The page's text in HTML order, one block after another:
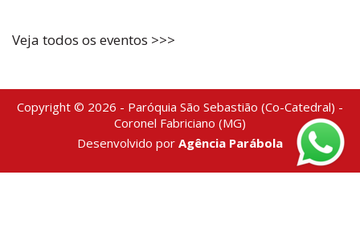
Veja todos os eventos >>>
Copyright © 2026 - Paróquia São Sebastião (Co-Catedral) -
Coronel Fabriciano (MG)
Desenvolvido por Agência Parábola